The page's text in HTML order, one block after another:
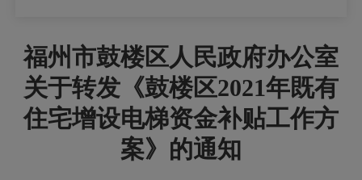
福州市鼓楼区人民政府办公室
关于转发《鼓楼区2021年既有
住宅增设电梯资金补贴工作方
案》的通知